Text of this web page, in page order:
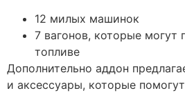
12 милых машинок
7 вагонов, которые могут
топливе
Дополнительно аддон
и аксессуары, которые